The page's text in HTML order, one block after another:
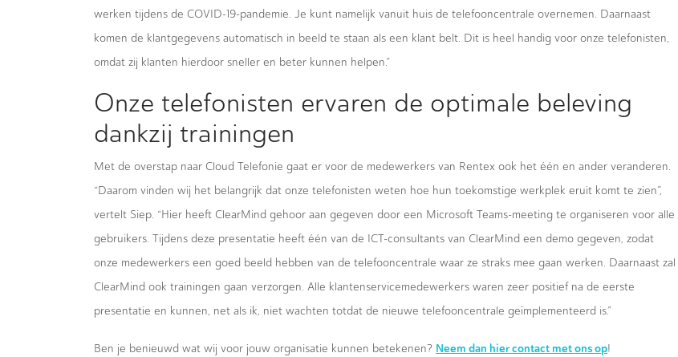
werken tijdens de COVID-19-pandemie. Je kunt namelijk vanuit huis de telefooncentrale overnemen. Daarnaast
komen de klantgegevens automatisch in beeld te staan als een klant belt. Dit is heel handig voor onze telefonisten,
omdat zij klanten hierdoor sneller en beter kunnen helpen.”
Onze telefonisten ervaren de optimale beleving
dankzij trainingen
Met de overstap naar Cloud Telefonie gaat er voor de medewerkers van Rentex ook het één en ander veranderen.
“Daarom vinden wij het belangrijk dat onze telefonisten weten hoe hun toekomstige werkplek eruit komt te zien”,
vertelt Siep. “Hier heeft ClearMind gehoor aan gegeven door een Microsoft Teams-meeting te organiseren voor alle
gebruikers. Tijdens deze presentatie heeft één van de ICT-consultants van ClearMind een demo gegeven, zodat
onze medewerkers een goed beeld hebben van de telefooncentrale waar ze straks mee gaan werken. Daarnaast zal
ClearMind ook trainingen gaan verzorgen. Alle klantenservicemedewerkers waren zeer positief na de eerste
presentatie en kunnen, net als ik, niet wachten totdat de nieuwe telefooncentrale geïmplementeerd is.”
Ben je benieuwd wat wij voor jouw organisatie kunnen betekenen? Neem dan hier contact met ons op!